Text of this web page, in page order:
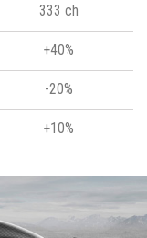
333 ch
+40%
-20%
+10%